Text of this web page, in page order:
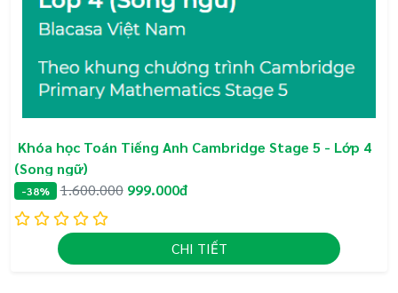
nghiên cứu độc lập, hợp tác và trình bày lập
luận
cuộc sống: chuyên biệt hóa, tổng quát hóa,
phỏng đoán, thuyết phục, nhận dạng đặc điểm,
phân loại, phê bình và cải tiến
Phát triển năng lực tiếng Anh nói chung và
năng lực Tiếng Anh chuyên ngành Toán. Giúp
dễ dàng tiếp cận các tài liệu Tiếng Anh trong
học tập nghiên cứu sau này.
Giúp học sinh dễ dàng tham gia các kỳ thi Toán
Tiếng Anh trong và ngoài nước, hướng tới
chinh phục các chứng chỉ SAT và mục tiêu du
Khóa học Toán Tiếng Anh Cambridge Stage 5 - Lớp 4
(Song ngữ)
-38% 1.600.000 999.000đ
CHI TIẾT